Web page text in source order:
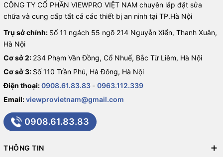
CÔNG TY CỔ PHẦN VIEWPRO VIỆT NAM chuyên lắp đặt sửa
chữa và cung cấp tất cả các thiết bị an ninh tại TP.Hà Nội
Trụ sở chính: Số 11 ngách 55 ngõ 214 Nguyễn Xiển, Thanh Xuân,
Hà Nội
Cơ sở 2: 234 Phạm Văn Đồng, Cổ Nhuế, Bắc Từ Liêm, Hà Nội
Cơ sở 3: Số 110 Trần Phú, Hà Đông, Hà Nội
Điện thoại:0908.61.83.83 - 0963.112.339
Email:viewprovietnam@gmail.com
0908.61.83.83
THÔNG TIN